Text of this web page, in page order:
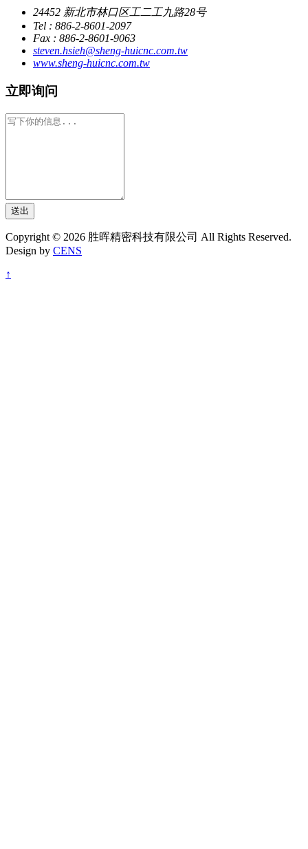
24452 新北市林口区工二工九路28号
Tel : 886-2-8601-2097
Fax : 886-2-8601-9063
steven.hsieh@sheng-huicnc.com.tw
www.sheng-huicnc.com.tw
立即询问
送出
Copyright © 2026 胜晖精密科技有限公司 All Rights Reserved.
Design by CENS
↑